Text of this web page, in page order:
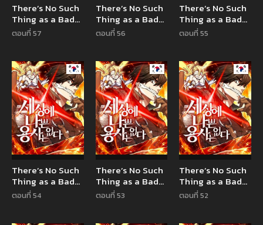
There’s No Such
Thing as a Bad
Hero in the
ตอนที่ 57
There’s No Such
Thing as a Bad
Hero in the
ตอนที่ 56
There’s No Such
Thing as a Bad
Hero in the
ตอนที่ 55
Manhwa
There’s No Such
Thing as a Bad
Hero in the
ตอนที่ 54
Manhwa
There’s No Such
Thing as a Bad
Hero in the
ตอนที่ 53
There’s No Such
Thing as a Bad
Hero in the
ตอนที่ 52